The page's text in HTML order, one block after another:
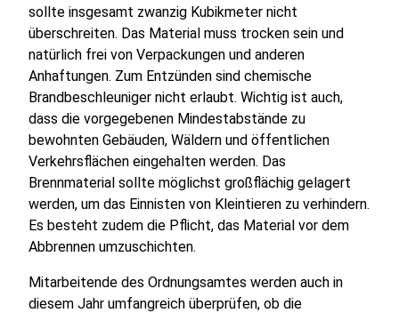
sollte insgesamt zwanzig Kubikmeter nicht
überschreiten. Das Material muss trocken sein und
natürlich frei von Verpackungen und anderen
Anhaftungen. Zum Entzünden sind chemische
Brandbeschleuniger nicht erlaubt. Wichtig ist auch,
dass die vorgegebenen Mindestabstände zu
bewohnten Gebäuden, Wäldern und öffentlichen
Verkehrsflächen eingehalten werden. Das
Brennmaterial sollte möglichst großflächig gelagert
werden, um das Einnisten von Kleintieren zu verhindern.
Es besteht zudem die Pflicht, das Material vor dem
Abbrennen umzuschichten.
Mitarbeitende des Ordnungsamtes werden auch in
diesem Jahr umfangreich überprüfen, ob die